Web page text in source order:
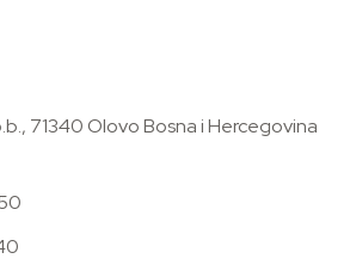
71340 Olovo Bosna i Hercegovina